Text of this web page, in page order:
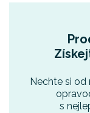
Nechte si
s